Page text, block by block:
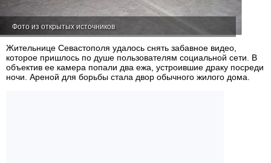
Фото из открытых источников
Жительнице Севастополя удалось снять забавное видео,
которое пришлось по душе пользователям социальной сети. В
объектив ее камера попали два ежа, устроившие драку посреди
ночи. Ареной для борьбы стала двор обычного жилого дома.